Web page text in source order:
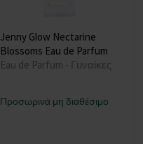
Jenny Glow Nectarine
Blossoms Eau de Parfum
Eau de Parfum - Γυναίκες
Προσωρινά μη διαθέσιμο